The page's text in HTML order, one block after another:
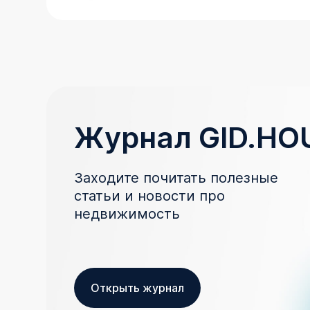
Журнал
Заходите почитать полезные
статьи и новости про
недвижимость
Открыть журнал